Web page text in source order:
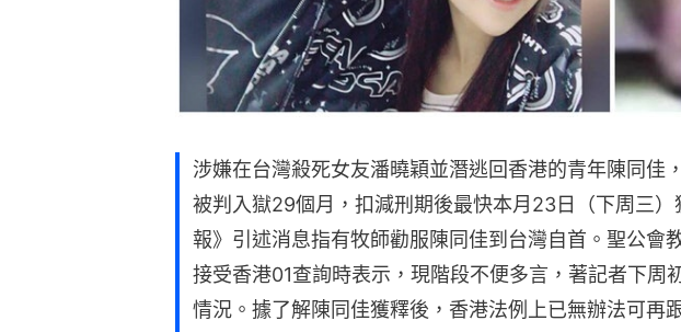
涉嫌在台灣殺死女友潘曉穎並潛逃回香港的青年陳同佳
被判入獄29個月，扣減刑期後最快本月23日（下周三）
報》引述消息指有牧師勸服陳同佳到台灣自首。聖公會
接受香港01查詢時表示，現階段不便多言，著記者下周
情況。據了解陳同佳獲釋後，香港法例上已無辦法可再